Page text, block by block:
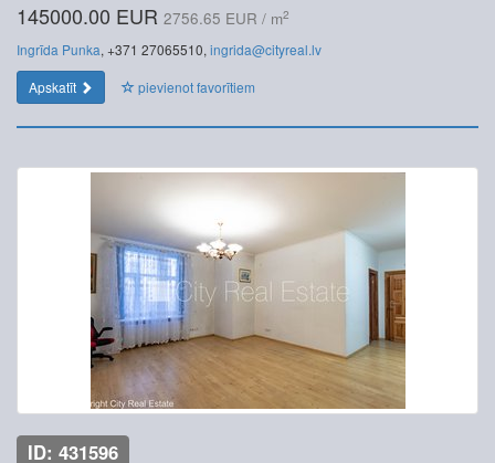
145000.00 EUR 2756.65 EUR / m2
Ingrīda Punka, +371 27065510, ingrida@cityreal.lv
Apskatīt
pievienot favorītiem
ID: 431596